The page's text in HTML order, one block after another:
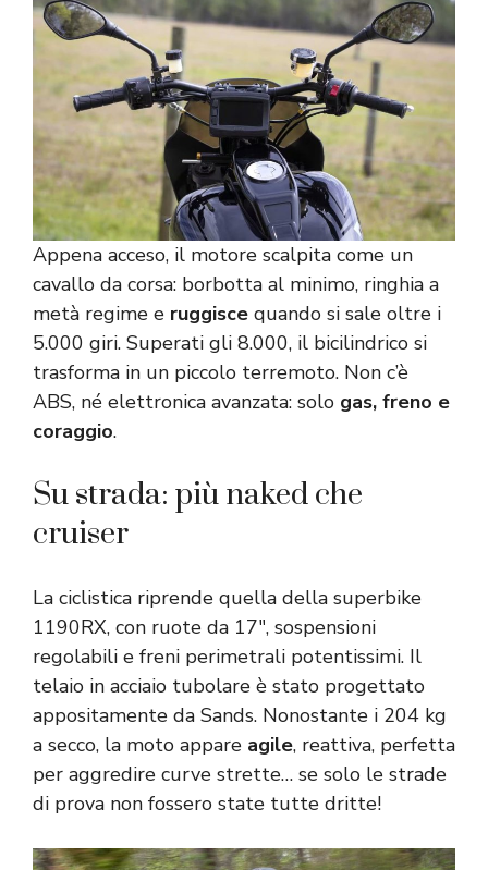
Appena acceso, il motore scalpita come un
cavallo da corsa: borbotta al minimo, ringhia a
metà regime e ruggisce quando si sale oltre i
5.000 giri. Superati gli 8.000, il bicilindrico si
trasforma in un piccolo terremoto. Non c’è
ABS, né elettronica avanzata: solo gas, freno e
coraggio.
Su strada: più naked che
cruiser
La ciclistica riprende quella della superbike
1190RX, con ruote da 17″, sospensioni
regolabili e freni perimetrali potentissimi. Il
telaio in acciaio tubolare è stato progettato
appositamente da Sands. Nonostante i 204 kg
a secco, la moto appare agile, reattiva, perfetta
per aggredire curve strette… se solo le strade
di prova non fossero state tutte dritte!